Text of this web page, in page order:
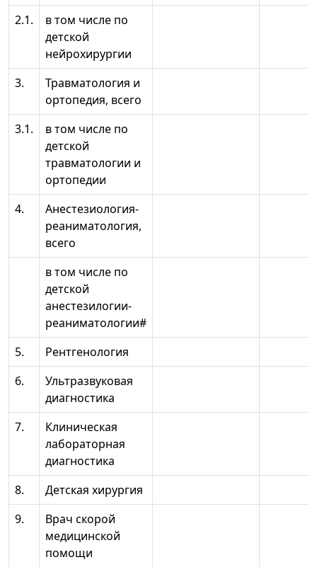
2.1.
в том числе по
детской
нейрохирургии
3.
Травматология и
ортопедия, всего
3.1.
в том числе по
детской
травматологии и
ортопедии
4.
Анестезиология-
реаниматология,
всего
в том числе по
детской
анестезилогии-
реаниматологии#
5.
Рентгенология
6.
Ультразвуковая
диагностика
7.
Клиническая
лабораторная
диагностика
8.
Детская хирургия
9.
Врач скорой
медицинской
помощи